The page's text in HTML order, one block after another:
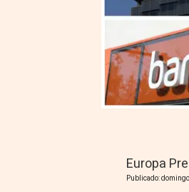
Europa
Publicado: